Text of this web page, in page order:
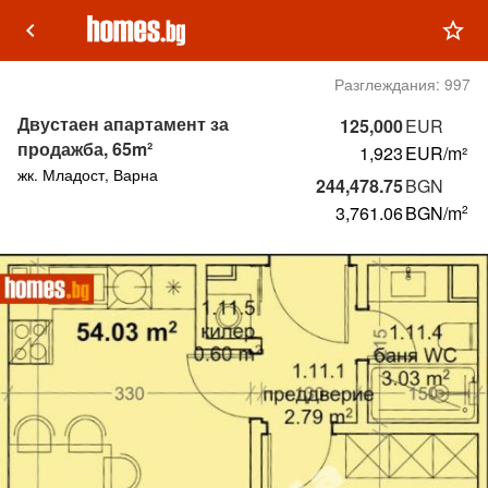
keyboard_arrow_left star_outline
Разглеждания: 997
125,000EUR
1,923EUR/m²
244,478.75BGN
3,761.06BGN/m2
Двустаен апартамент за
продажба, 65m²
жк. Младост, Варна